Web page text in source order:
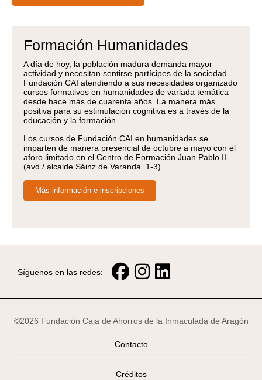
Formación Humanidades
A día de hoy, la población madura demanda mayor
actividad y necesitan sentirse partícipes de la sociedad.
Fundación CAI atendiendo a sus necesidades organizado
cursos formativos en humanidades de variada temática
desde hace más de cuarenta años. La manera más
positiva para su estimulación cognitiva es a través de la
educación y la formación.
Los cursos de Fundación CAI en humanidades se
imparten de manera presencial de octubre a mayo con el
aforo limitado en el Centro de Formación Juan Pablo II
(avd./ alcalde Sáinz de Varanda. 1-3).
Más información e inscripciones
Síguenos en las redes:
©2026 Fundación Caja de Ahorros de la Inmaculada de Aragón
Contacto
Créditos